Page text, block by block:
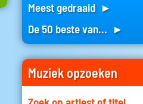
Meest gedraaid ►
De 50 beste van... ►
Muziek opzoeken